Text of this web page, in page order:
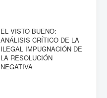
EL VISTO BUENO:
ANÁLISIS CRÍTICO DE LA
ILEGAL IMPUGNACIÓN DE
LA RESOLUCIÓN
NEGATIVA